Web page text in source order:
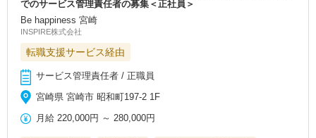
でのサービス管理責任者の募集＜正社員＞
Be happiness 宮崎
INSPIRE株式会社
転職支援サービス経由
サービス管理責任者 / 正職員
宮崎県 宮崎市 昭和町197-2 1F
月給 220,000円 ～280,000円